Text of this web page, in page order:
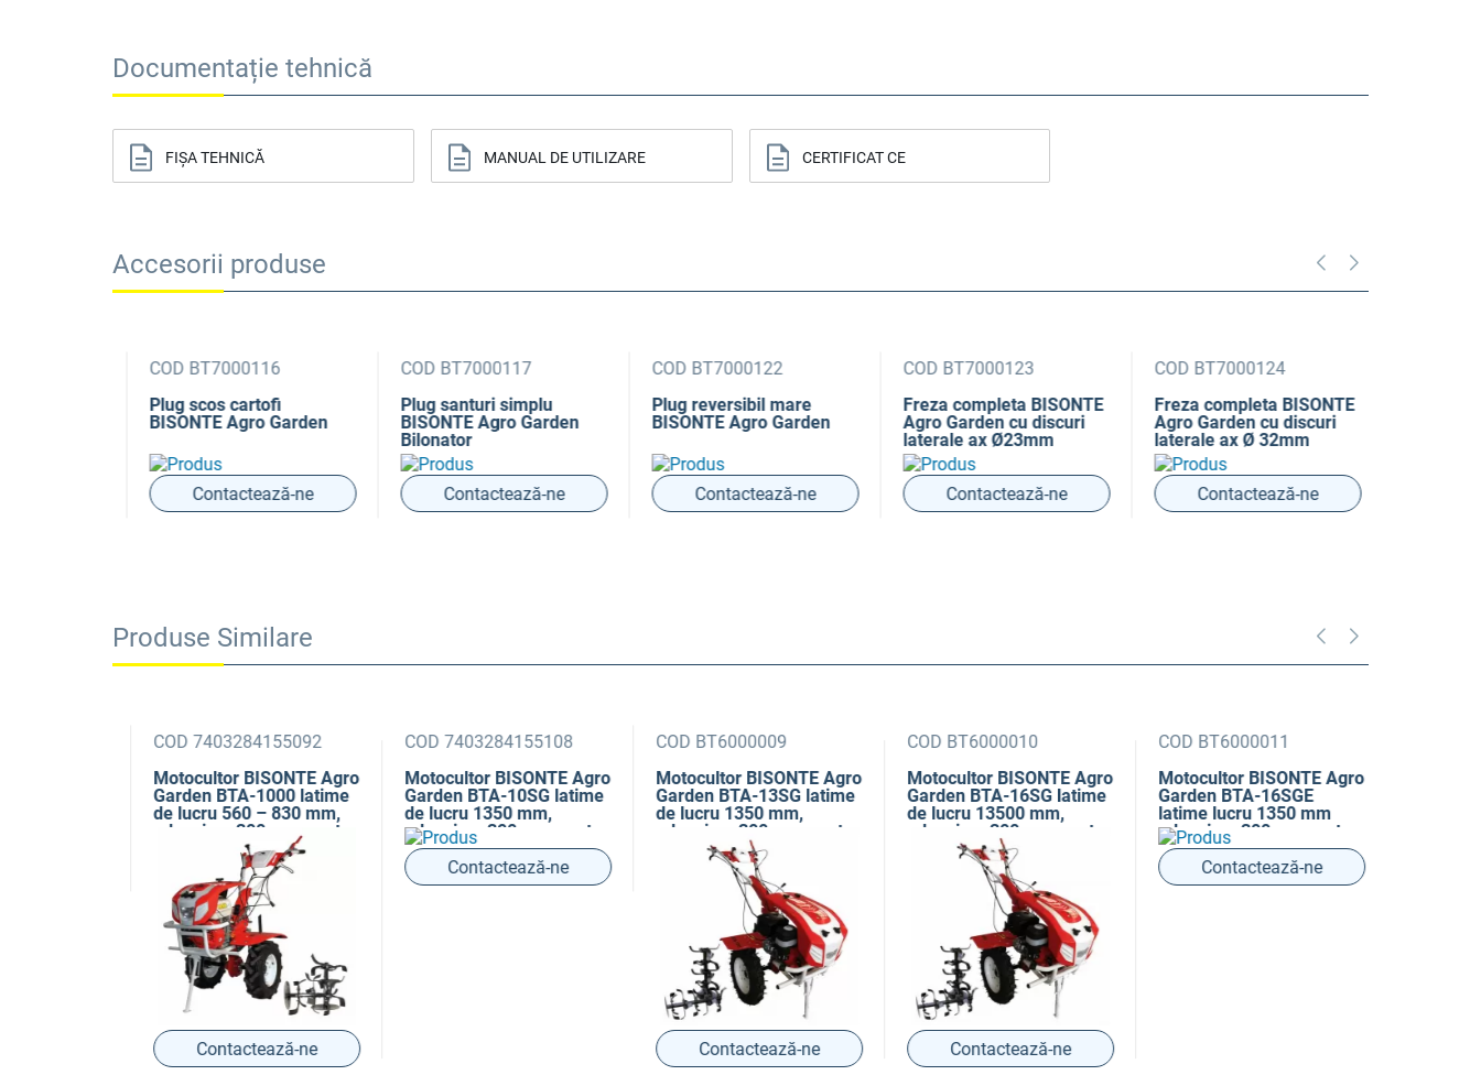
Documentație tehnică
FIȘA TEHNICĂ MANUAL DE UTILIZARE CERTIFICAT CE
Accesorii produse
COD BT7000116
Plug scos cartofi
BISONTE Agro Garden
Contactează-ne
COD BT7000117
Plug santuri simplu
BISONTE Agro Garden
Bilonator
Contactează-ne
COD BT7000122
Plug reversibil mare
BISONTE Agro Garden
Contactează-ne
COD BT7000123
Freza completa BISONTE
Agro Garden cu discuri
laterale ax Ø23mm
Contactează-ne
COD BT7000124
Freza completa BISONTE
Agro Garden cu discuri
laterale ax Ø 32mm
Contactează-ne
Produse Similare
COD 7403284155092
Motocultor BISONTE Agro
Garden BTA-1000 latime
de lucru 560 – 830 mm,
adancime 300 mm, motor
Contactează-ne
COD 7403284155108
Motocultor BISONTE Agro
Garden BTA-10SG latime
de lucru 1350 mm,
adancime 300 mm, motor
10 cp
Contactează-ne
COD BT6000009
Motocultor BISONTE Agro
Garden BTA-13SG latime
de lucru 1350 mm,
adancime 300 mm, motor
Contactează-ne
COD BT6000010
Motocultor BISONTE Agro
Garden BTA-16SG latime
de lucru 13500 mm,
adancime 300 mm, motor
Contactează-ne
COD BT6000011
Motocultor BISONTE Agro
Garden BTA-16SGE
latime lucru 1350 mm
adancime 300 mm motor
16 cp DE
Contactează-ne